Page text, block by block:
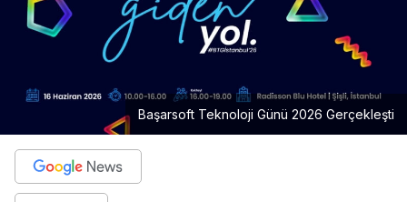
Başarsoft Teknoloji Günü 2026 Gerçekleşti